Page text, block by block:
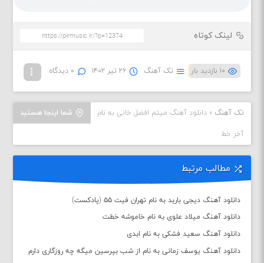
لینک کوتاه
۱۰ بازدید بار تک آهنگ ۲۶ تیر ۱۴۰۲ ۰ دیدگاه
شما اینجا هستید تک آهنگ »دانلود آهنگ میثم افضل خانی به نام
آخر خط
مطالب مرتبط
دانلود آهنگ دیجی باربد به نام تهران فیت ۵۵ (پادکست)
دانلود آهنگ میلاد علوی به نام خاموشه خطت
دانلود آهنگ سعید فشکی به نام ابدی
دانلود آهنگ یوسف زمانی به نام از شب بپرسین میگه چه روزگاری دارم